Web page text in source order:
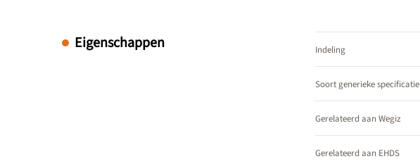
Eigenschappen Indeling
Soort generieke specificatie
Gerelateerd aan Wegiz
Gerelateerd aan EHDS